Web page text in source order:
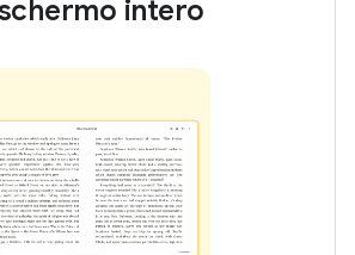
intero